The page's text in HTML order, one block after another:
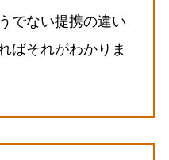
でない提携の違い
ばそれがわかりま